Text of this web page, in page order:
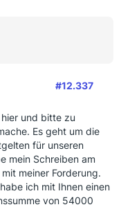
#12.337
und bitte zu
Es geht um die
für unseren
mein Schreiben am
meiner Forderung.
ich mit Ihnen einen
von 54000